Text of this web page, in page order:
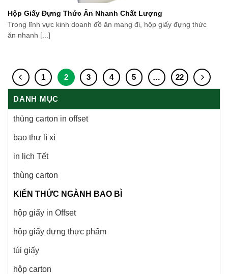
Hộp Giấy Đựng Thức Ăn Nhanh Chất Lượng
Trong lĩnh vực kinh doanh đồ ăn mang đi, hộp giấy đựng thức
ăn nhanh [...]
1 2 3 4 5 … 22
DANH MỤC
thùng carton in offset
bao thư lì xì
in lịch Tết
thùng carton
KIẾN THỨC NGÀNH BAO BÌ
hộp giấy in Offset
hộp giấy đựng thực phẩm
túi giấy
hộp carton